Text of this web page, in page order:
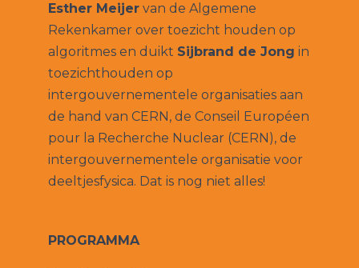
Esther Meijer van de Algemene
Rekenkamer over toezicht houden op
algoritmes en duikt Sijbrand de Jong in
toezichthouden op
intergouvernementele organisaties aan
de hand van CERN, de Conseil Européen
pour la Recherche Nuclear (CERN), de
intergouvernementele organisatie voor
deeltjesfysica. Dat is nog niet alles!
PROGRAMMA